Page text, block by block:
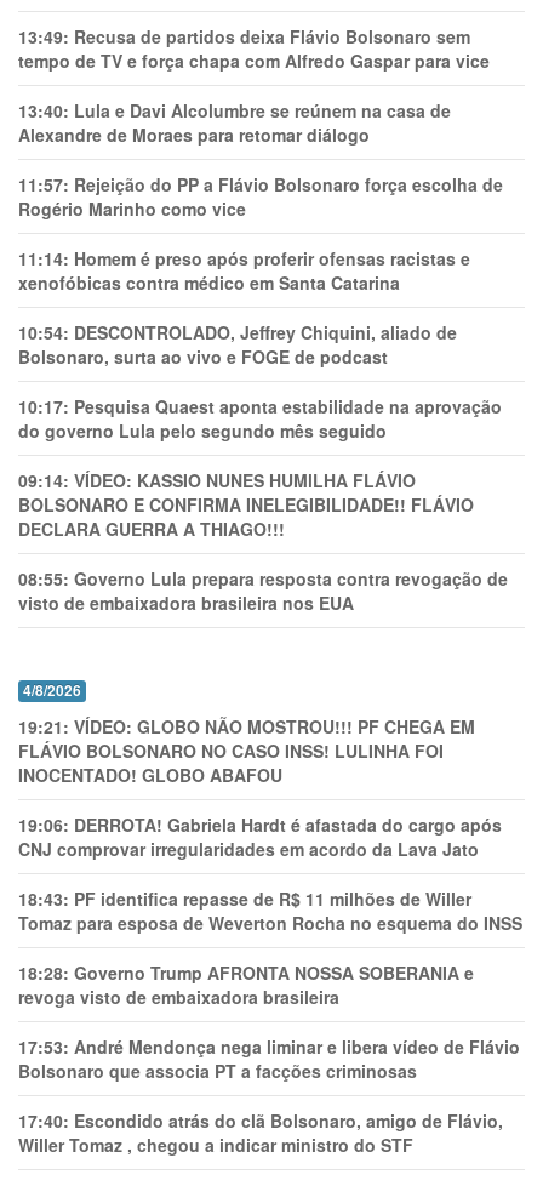
13:49: Recusa de partidos deixa Flávio Bolsonaro sem
tempo de TV e força chapa com Alfredo Gaspar para vice
13:40: Lula e Davi Alcolumbre se reúnem na casa de
Alexandre de Moraes para retomar diálogo
11:57: Rejeição do PP a Flávio Bolsonaro força escolha de
Rogério Marinho como vice
11:14: Homem é preso após proferir ofensas racistas e
xenofóbicas contra médico em Santa Catarina
10:54: DESCONTROLADO, Jeffrey Chiquini, aliado de
Bolsonaro, surta ao vivo e FOGE de podcast
10:17: Pesquisa Quaest aponta estabilidade na aprovação
do governo Lula pelo segundo mês seguido
09:14: VÍDEO: KASSIO NUNES HUMlLHA FLÁVIO
BOLSONARO E CONFIRMA INELEGIBILIDADE!! FLÁVIO
DECLARA GUERRA A THIAGO!!!
08:55: Governo Lula prepara resposta contra revogação de
visto de embaixadora brasileira nos EUA
4/8/2026
19:21: VÍDEO: GLOBO NÃO MOSTROU!!! PF CHEGA EM
FLÁVIO BOLSONARO NO CASO INSS! LULINHA FOI
INOCENTADO! GLOBO ABAFOU
19:06: DERROTA! Gabriela Hardt é afastada do cargo após
CNJ comprovar irregularidades em acordo da Lava Jato
18:43: PF identifica repasse de R$ 11 milhões de Willer
Tomaz para esposa de Weverton Rocha no esquema do INSS
18:28: Governo Trump AFRONTA NOSSA SOBERANIA e
revoga visto de embaixadora brasileira
17:53: André Mendonça nega liminar e libera vídeo de Flávio
Bolsonaro que associa PT a facções criminosas
17:40: Escondido atrás do clã Bolsonaro, amigo de Flávio,
Willer Tomaz , chegou a indicar ministro do STF